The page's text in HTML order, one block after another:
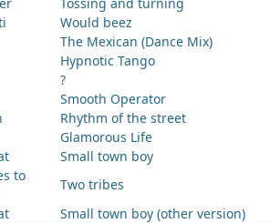
Would beez
The Mexican (Dance Mix)
Hypnotic Tango
?
Smooth Operator
Rhythm of the street
Glamorous Life
Small town boy
to
Two tribes
Small town boy (other version)